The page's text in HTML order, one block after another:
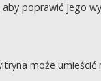
poprawić jego
może